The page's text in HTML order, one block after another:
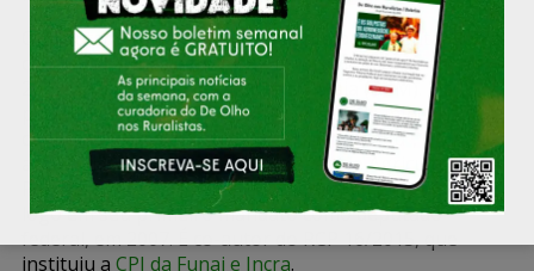
O deputado foi lançado pela frente parlamentar como
candidato à presidência da Câmara no biênio
2017/2018. Perdeu para Rodrigo Maia (DEM). Ex-
prefeito de Uberaba (1997-2004), cidade mineira
conhecida como a “capital mundial do Zebu”, Montes
assumiu a presidência da Comissão de Agricultura,
Pecuária, Abastecimento e Desenvolvimento Rural
logo em seu primeiro mandato como deputado
federal, em 2007. É co-autor do RCP 16/2015, que
instituiu a CPI da Funai e Incra.